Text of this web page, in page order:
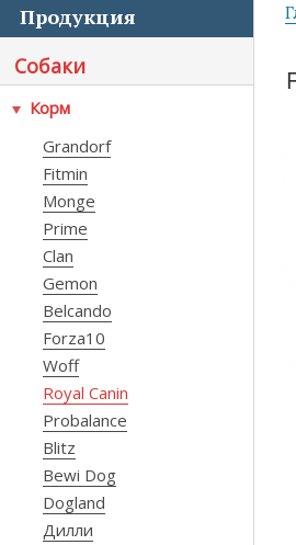
Продукция
Собаки
Корм
Grandorf
Fitmin
Monge
Prime
Clan
Gemon
Belcando
Forza10
Woff
Royal Canin
Probalance
Blitz
Bewi Dog
Dogland
Дилли
Вы